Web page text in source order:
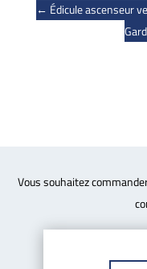
← Édicule ascenseur
Vous souhaitez